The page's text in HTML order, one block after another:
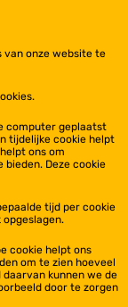
van onze website te
computer geplaatst
tijdelijke cookie helpt
ons om
Deze cookie
tijd per cookie
cookie helpt ons
om te zien hoeveel
daarvan kunnen we de
door te zorgen